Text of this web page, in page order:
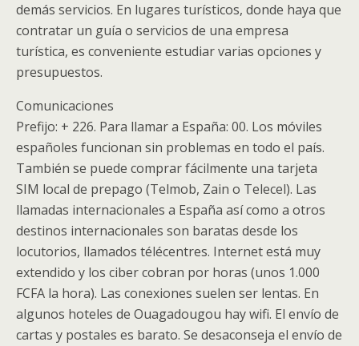
demás servicios. En lugares turísticos, donde haya que
contratar un guía o servicios de una empresa
turística, es conveniente estudiar varias opciones y
presupuestos.
Comunicaciones
Prefijo: + 226. Para llamar a España: 00. Los móviles
españoles funcionan sin problemas en todo el país.
También se puede comprar fácilmente una tarjeta
SIM local de prepago (Telmob, Zain o Telecel). Las
llamadas internacionales a España así como a otros
destinos internacionales son baratas desde los
locutorios, llamados télécentres. Internet está muy
extendido y los ciber cobran por horas (unos 1.000
FCFA la hora). Las conexiones suelen ser lentas. En
algunos hoteles de Ouagadougou hay wifi. El envío de
cartas y postales es barato. Se desaconseja el envío de